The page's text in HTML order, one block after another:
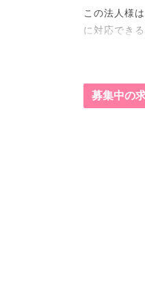
この法人様
に対応でき
募集中の